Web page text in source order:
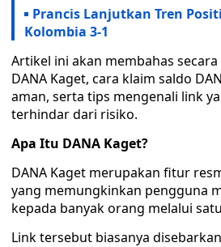
Prancis Lanjutkan Tren
Kolombia 3-1
Artikel ini akan membahas
DANA Kaget, cara klaim saldo
aman, serta tips mengenali link
terhindar dari risiko.
Apa Itu DANA Kaget?
DANA Kaget merupakan fitur
yang memungkinkan pengguna
kepada banyak orang melalui
Link tersebut biasanya